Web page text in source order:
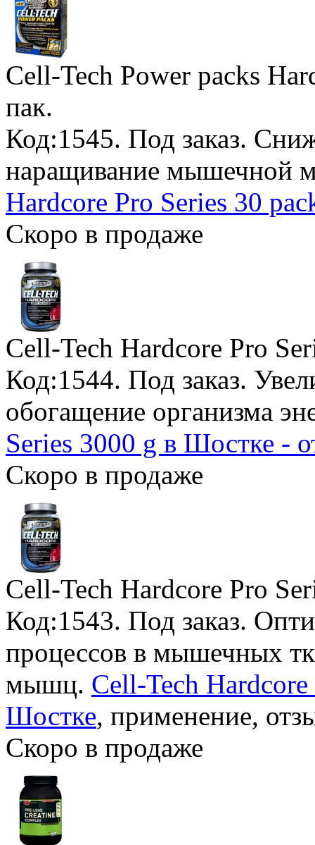
Cell-Tech Power packs
пак.
Код:1545. Под заказ.
наращивание мышечной
Hardcore Pro Series 30
Скоро в продаже
Cell-Tech Hardcore Pro
Код:1544. Под заказ.
обогащение организма
Series 3000 g в Шостке -
Скоро в продаже
Cell-Tech Hardcore Pro
Код:1543. Под заказ.
процессов в мышечных
мышц. Cell-Tech
Шостке, применение,
Скоро в продаже